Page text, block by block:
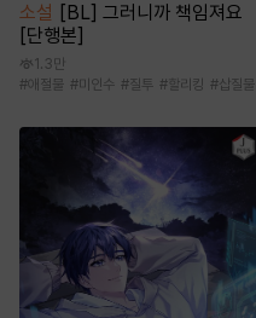
소설
[BL] 그러니까 책임져요
[단행본]
1.3만
#애절물 #미인수 #질투 # 할리킹 #삽질물